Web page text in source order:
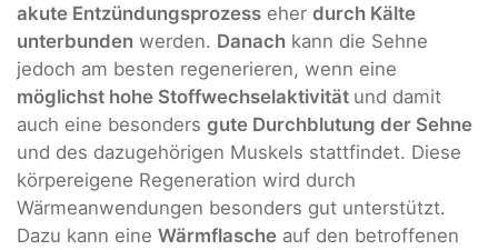
akute Entzündungsprozess eher durch Kälte
unterbunden werden. Danach kann die Sehne
jedoch am besten regenerieren, wenn eine
möglichst hohe Stoffwechselaktivität und damit
auch eine besonders gute Durchblutung der Sehne
und des dazugehörigen Muskels stattfindet. Diese
körpereigene Regeneration wird durch
Wärmeanwendungen besonders gut unterstützt.
Dazu kann eine Wärmflasche auf den betroffenen